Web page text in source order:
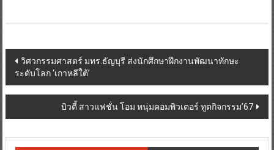
Post
navigation
วิศวกรรมศาสตร์ มทร.ธัญบุรี ส่งนักศึกษาฝึกงานพัฒนาทักษะ
ระดับโลก ‘เกาหลีใต้’
บิวตี้ สาวแฟชั่น โอม หนุ่มคอมพิวเตอร์ ทูตกิจกรรม’67